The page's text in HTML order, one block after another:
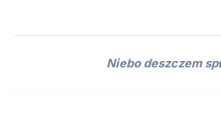
Niebo deszczem